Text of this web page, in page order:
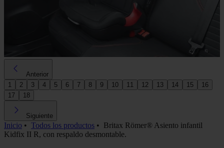
Anterior
1
2 3 4 5 6 7 8 9 10 11 12 13 14 15
16
17
18
Siguiente
Inicio • Todos los productos • Britax Römer® Asiento infantil
Kidfix II R, con respaldo desmontable.